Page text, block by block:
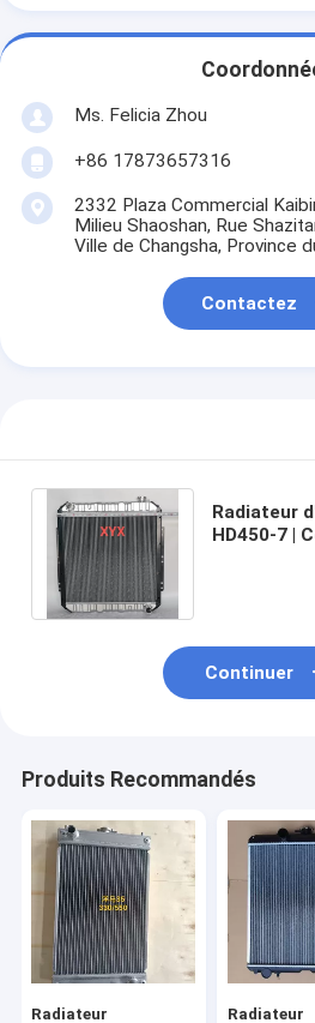
Ms. Felicia Zhou
+86 17873657316
2332 Plaza Commercial
Milieu Shaoshan, Rue
Ville de Changsha, Province
Contactez
Radiateur
HD450-7 |
Continuer
Produits Recommandés
Radiateur Radiateur